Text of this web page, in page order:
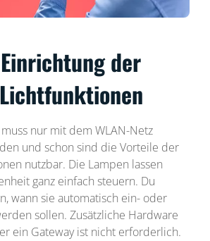
der
nur mit dem WLAN-Netz
und schon sind die Vorteile der
nutzbar. Die Lampen lassen
ganz einfach steuern. Du
wann sie automatisch ein- oder
sollen. Zusätzliche Hardware
ein Gateway ist nicht erforderlich.